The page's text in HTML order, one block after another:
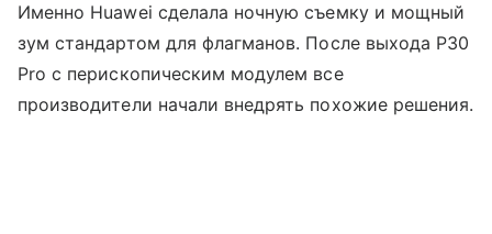
Именно Huawei сделала ночную съемку и мощный
зум стандартом для флагманов. После выхода P30
Pro с перископическим модулем все
производители начали внедрять похожие решения.